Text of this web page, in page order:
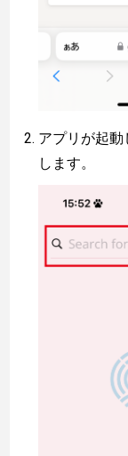
アプリが起
します。